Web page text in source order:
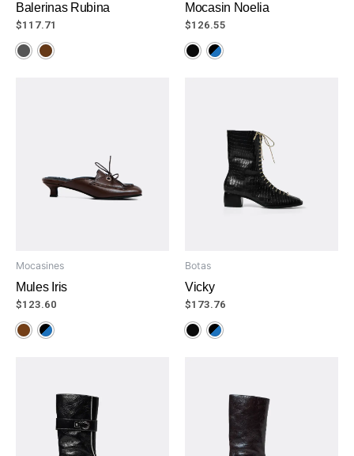
Balerinas Rubina
$117.71
Mocasin Noelia
$126.55
Mocasines
Mules Iris
$123.60
Botas
Vicky
$173.76